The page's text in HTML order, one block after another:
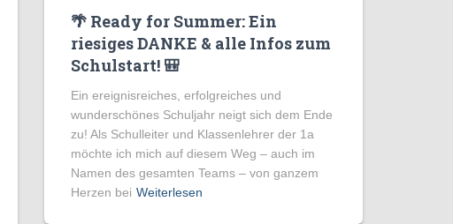
🌴 Ready for Summer: Ein
riesiges DANKE & alle Infos zum
Schulstart! 🎒
Ein ereignisreiches, erfolgreiches und
wunderschönes Schuljahr neigt sich dem Ende
zu! Als Schulleiter und Klassenlehrer der 1a
möchte ich mich auf diesem Weg – auch im
Namen des gesamten Teams – von ganzem
Herzen bei Weiterlesen